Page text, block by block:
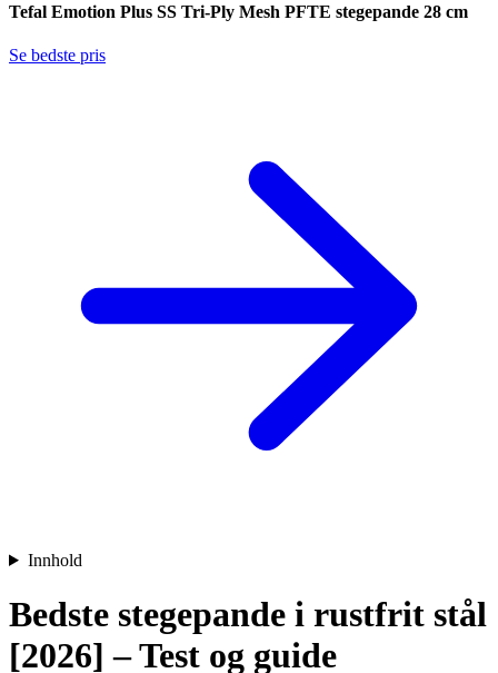
Tefal Emotion Plus SS Tri-Ply Mesh PFTE stegepande 28 cm
Se bedste pris
Innhold
Bedste stegepande i rustfrit stål
[2026] – Test og guide